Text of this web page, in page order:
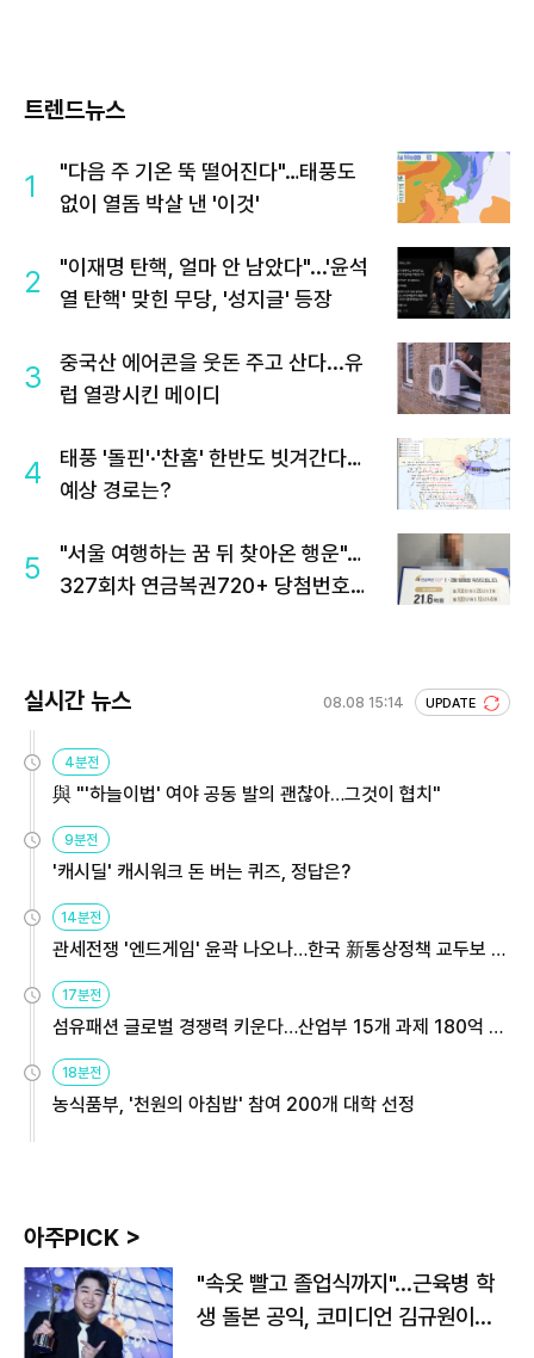
트렌드뉴스
1
"다음 주 기온 뚝 떨어진다"…태풍도
없이 열돔 박살 낸 '이것'
2
"이재명 탄핵, 얼마 안 남았다"...'윤석
열 탄핵' 맞힌 무당, '성지글' 등장
3
중국산 에어콘을 웃돈 주고 산다...유
럽 열광시킨 메이디
4
태풍 '돌핀'·'찬홈' 한반도 빗겨간다…
예상 경로는?
5
"서울 여행하는 꿈 뒤 찾아온 행운"…
327회차 연금복권720+ 당첨번호조
실시간 뉴스 08.08 15:14 UPDATE
4분전
與 "'하늘이법' 여야 공동 발의 괜찮아…그것이 협치"
9분전
'캐시딜' 캐시워크 돈 버는 퀴즈, 정답은?
14분전
관세전쟁 '엔드게임' 윤곽 나오나…한국 新통상정책 교두보 활
17분전
섬유패션 글로벌 경쟁력 키운다…산업부 15개 과제 180억 지
18분전
농식품부, '천원의 아침밥' 참여 200개 대학 선정
아주PICK >
"속옷 빨고 졸업식까지"…근육병 학
생 돌본 공익, 코미디언 김규원이었